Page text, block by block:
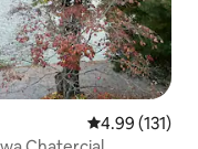
Ukadiriaji wa
4.99 (131)